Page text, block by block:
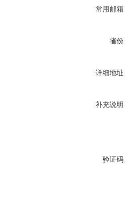
常用邮箱
省份
详细地址
补充说明
验证码